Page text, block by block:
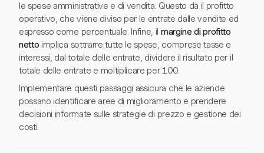
le spese amministrative e di vendita. Questo dà il profitto
operativo, che viene diviso per le entrate dalle vendite ed
espresso come percentuale. Infine, il margine di profitto
netto implica sottrarre tutte le spese, comprese tasse e
interessi, dal totale delle entrate, dividere il risultato per il
totale delle entrate e moltiplicare per 100.
Implementare questi passaggi assicura che le aziende
possano identificare aree di miglioramento e prendere
decisioni informate sulle strategie di prezzo e gestione dei
costi.